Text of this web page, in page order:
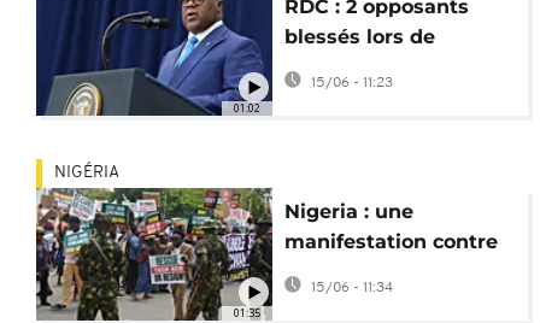
01:02
RDC : 2 opposants
blessés lors de
manifestations contre
la réforme
15/06 - 11:23
01:35
NIGÉRIA
Nigeria : une
manifestation contre
l'insécurité dispersée
par la police
15/06 - 11:34